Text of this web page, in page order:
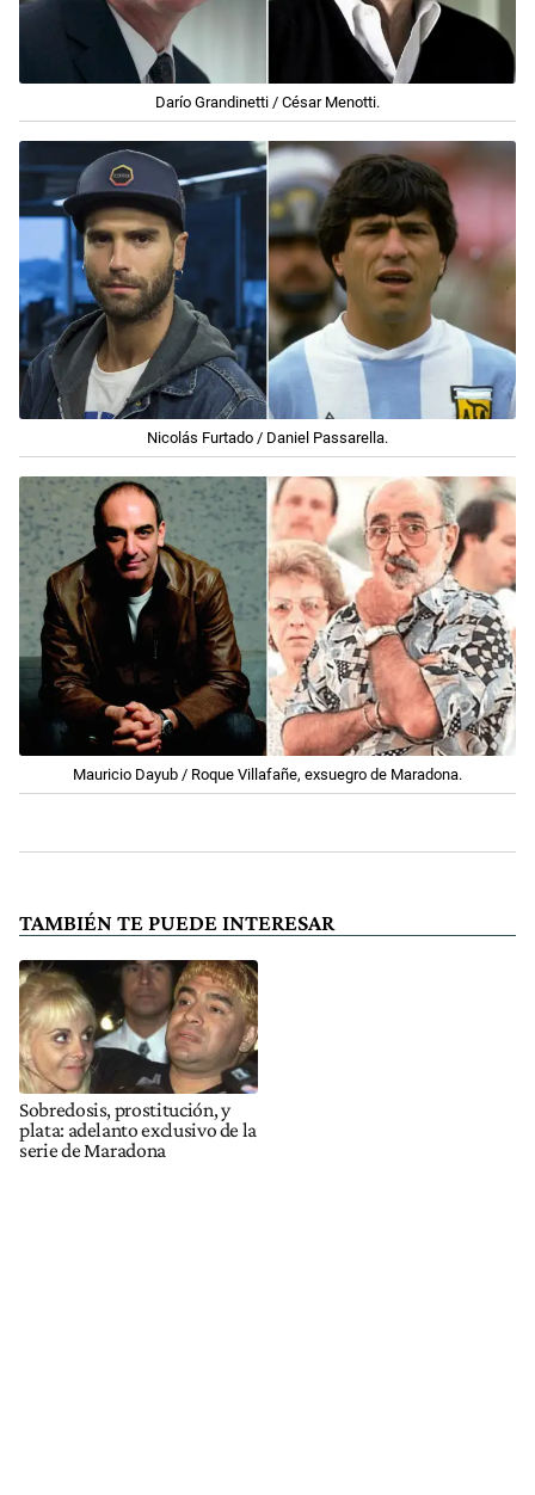
Darío Grandinetti / César Menotti.
Nicolás Furtado / Daniel Passarella.
Mauricio Dayub / Roque Villafañe, exsuegro de Maradona.
TAMBIÉN TE PUEDE INTERESAR
Sobredosis, prostitución, y
plata: adelanto exclusivo de la
serie de Maradona